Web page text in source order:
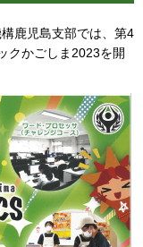
鹿児島支部では、第4
クかごしま2023を開